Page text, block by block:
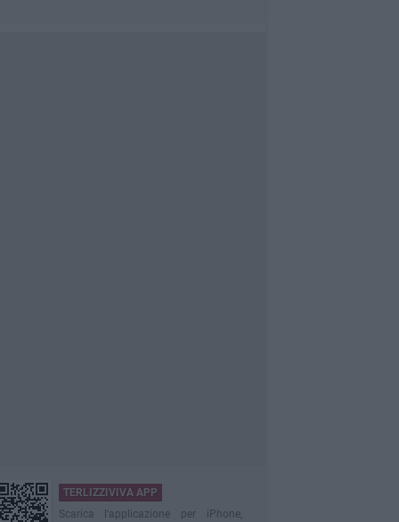
TERLIZZIVIVA APP
Scarica l'applicazione per iPhone,